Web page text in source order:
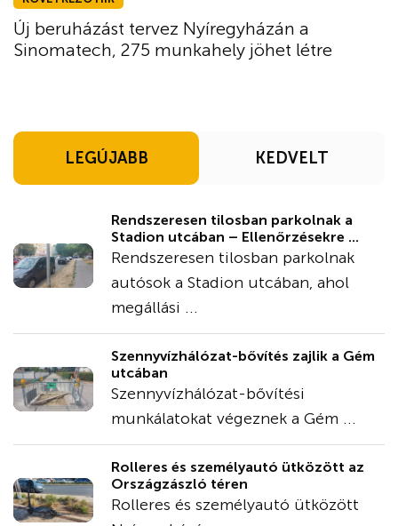
Új beruházást tervez Nyíregyházán a
Sinomatech, 275 munkahely jöhet létre
LEGÚJABB KEDVELT
Rendszeresen tilosban parkolnak a
Stadion utcában – Ellenőrzésekre ...
Rendszeresen tilosban parkolnak
autósok a Stadion utcában, ahol
megállási ...
Szennyvízhálózat-bővítés zajlik a Gém
utcában
Szennyvízhálózat-bővítési
munkálatokat végeznek a Gém ...
Rolleres és személyautó ütközött az
Országzászló téren
Rolleres és személyautó ütközött